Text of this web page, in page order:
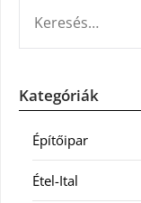
Kategóriák
Építőipar
Étel-Ital